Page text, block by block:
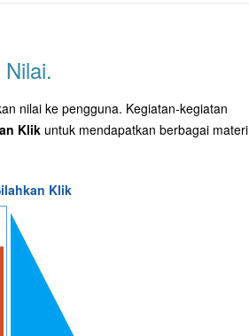
nilai ke pengguna. Kegiatan-kegiatan
Klik untuk mendapatkan berbagai materi
Klik